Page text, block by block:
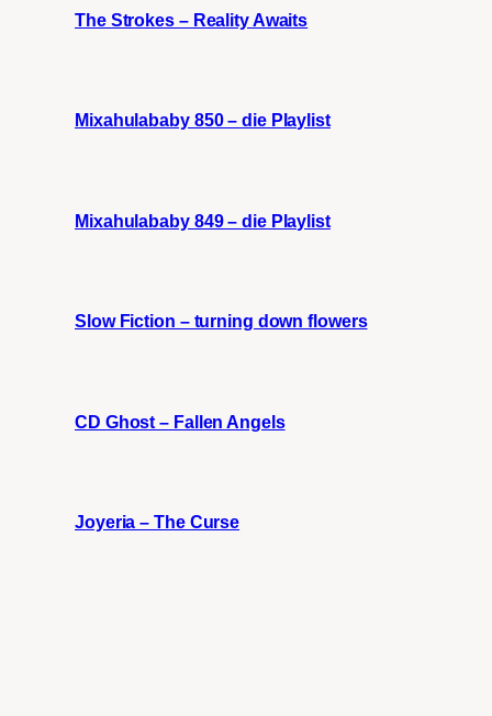
The Strokes – Reality Awaits
Mixahulababy 850 – die Playlist
Mixahulababy 849 – die Playlist
Slow Fiction – turning down flowers
CD Ghost – Fallen Angels
Joyeria – The Curse